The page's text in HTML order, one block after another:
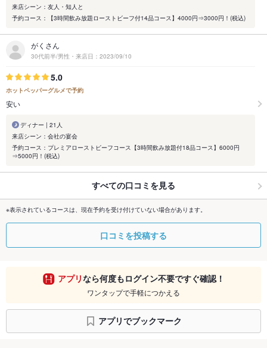
来店シーン：友人・知人と
予約コース：【3時間飲み放題ローストビーフ付14品コース】4000円⇒3000円！(税込)
がくさん
30代前半/男性・来店日：2023/09/10
5.0
ホットペッパーグルメで予約
安い
ディナー | 21人
来店シーン：会社の宴会
予約コース：プレミアローストビーフコース【3時間飲み放題付18品コース】6000円
⇒5000円！(税込)
すべての口コミを見る
※表示されているコースは、現在予約を受け付けていない場合があります。
口コミを投稿する
アプリなら何度もログイン不要ですぐ確認！
ワンタップで手軽につかえる
アプリでブックマーク